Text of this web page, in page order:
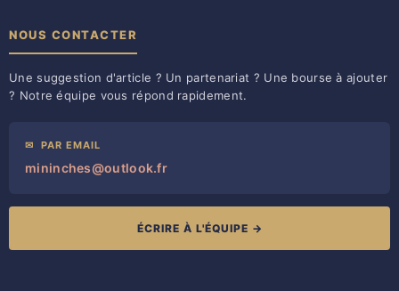
NOUS CONTACTER
Une suggestion d'article ? Un partenariat ? Une bourse à ajouter
? Notre équipe vous répond rapidement.
✉ PAR EMAIL
mininches@outlook.fr
ÉCRIRE À L'ÉQUIPE →